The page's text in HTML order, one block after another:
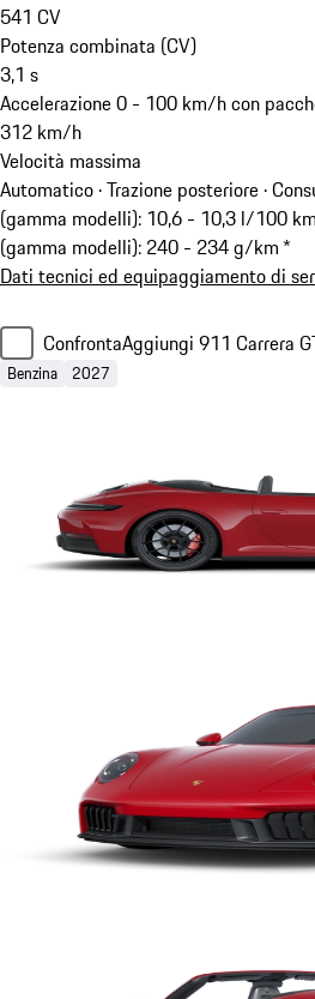
541 CV
Potenza combinata (CV)
3,1 s
Accelerazione 0 - 100 km/h con
312 km/h
Velocità massima
Automatico · Trazione posteriore ·
(gamma modelli): 10,6 - 10,3 l/100
(gamma modelli): 240 - 234 g/km *
Dati tecnici ed equipaggiamento di
ConfrontaAggiungi 911 Carrera
Benzina 2027